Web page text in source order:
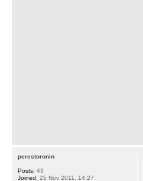
perestoronin
Posts: 43
Joined: 25 Nov 2011, 14:27